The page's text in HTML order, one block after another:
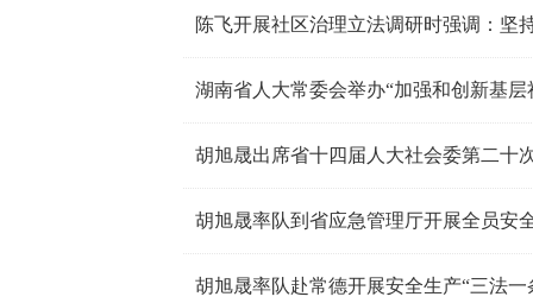
湖南省人大常委会举办“加强和创新基层
胡旭晟出席省十四届人大社会委第二十
胡旭晟率队到省应急管理厅开展全员安
胡旭晟率队赴常德开展安全生产“三法